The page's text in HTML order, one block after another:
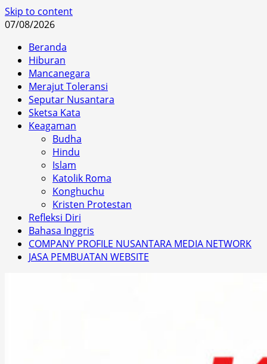
Skip to content
07/08/2026
Beranda
Hiburan
Mancanegara
Merajut Toleransi
Seputar Nusantara
Sketsa Kata
Keagaman
Budha
Hindu
Islam
Katolik Roma
Konghuchu
Kristen Protestan
Refleksi Diri
Bahasa Inggris
COMPANY PROFILE NUSANTARA MEDIA NETWORK
JASA PEMBUATAN WEBSITE